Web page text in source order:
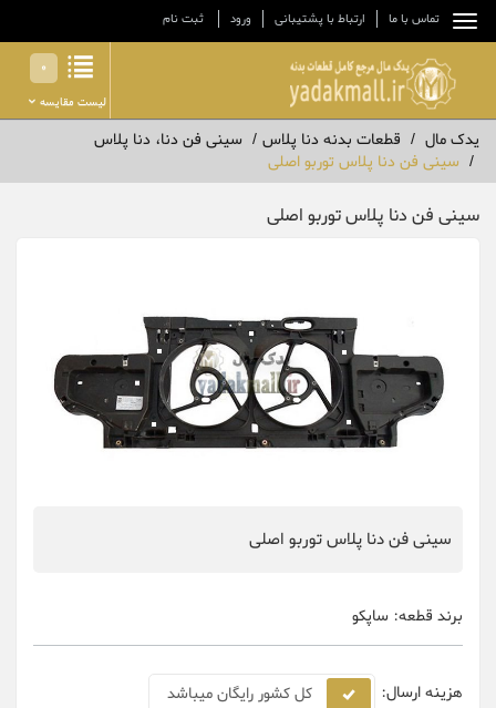
تماس با ما ارتباط با پشتیبانی ورود ثبت نام
0
لیست مقایسه
یدک مال قطعات بدنه دنا پلاس
سینی فن دنا، دنا پلاس
سینی فن دنا پلاس توربو اصلی
سینی فن دنا پلاس توربو اصلی
سینی فن دنا پلاس توربو اصلی
برند قطعه: ساپکو
هزینه ارسال: کل کشور رایگان میباشد